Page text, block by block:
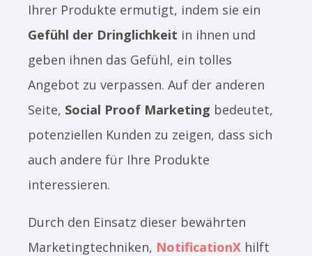
Ihrer Produkte ermutigt, indem sie ein
Gefühl der Dringlichkeit in ihnen und
geben ihnen das Gefühl, ein tolles
Angebot zu verpassen. Auf der anderen
Seite, Social Proof Marketing bedeutet,
potenziellen Kunden zu zeigen, dass sich
auch andere für Ihre Produkte
interessieren.
Durch den Einsatz dieser bewährten
Marketingtechniken, NotificationX hilft